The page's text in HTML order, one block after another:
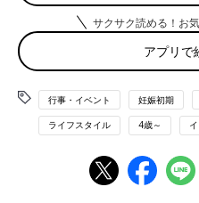
（画像提供：イケア・ジャパン）
――イケアが生まれたスウェー
のクリスマスとの違いはありま
「スウェーデンでは、クリスマ
んどなにもしないですごしま
最も落ち着ける場所でのんび
スマスのすごし方です。
サクサク読める！お
アプリで
行事・イベント 妊娠初期
ライフスタイル 4歳～